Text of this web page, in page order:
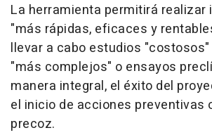
La herramienta permitirá realizar
"más rápidas, eficaces y
llevar a cabo estudios
"más complejos" o ensayos
manera integral, el éxito del
el inicio de acciones preventivas
precoz.